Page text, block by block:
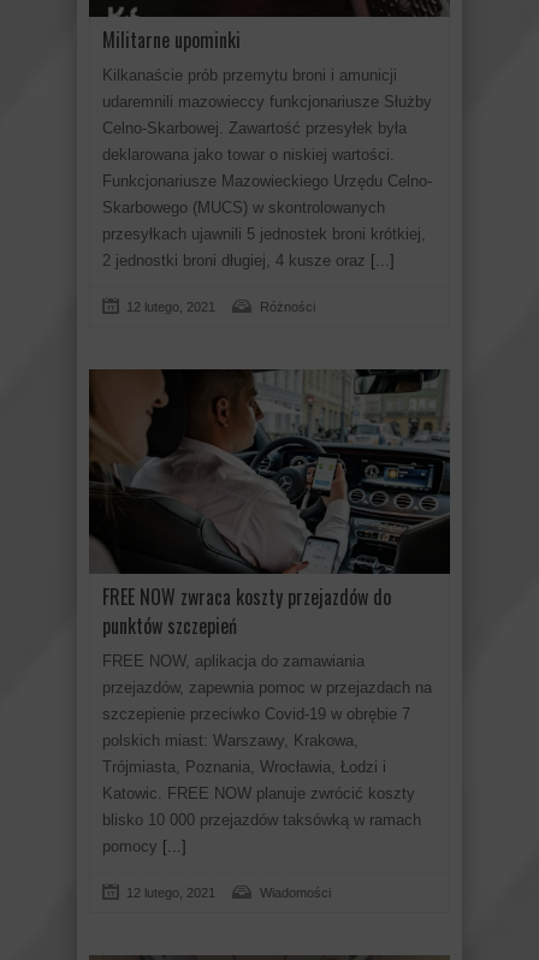
Militarne upominki
Kilkanaście prób przemytu broni i amunicji
udaremnili mazowieccy funkcjonariusze Służby
Celno-Skarbowej. Zawartość przesyłek była
deklarowana jako towar o niskiej wartości.
Funkcjonariusze Mazowieckiego Urzędu Celno-
Skarbowego (MUCS) w skontrolowanych
przesyłkach ujawnili 5 jednostek broni krótkiej,
2 jednostki broni długiej, 4 kusze oraz [...]
12 lutego, 2021 Różności
FREE NOW zwraca koszty przejazdów do
punktów szczepień
FREE NOW, aplikacja do zamawiania
przejazdów, zapewnia pomoc w przejazdach na
szczepienie przeciwko Covid-19 w obrębie 7
polskich miast: Warszawy, Krakowa,
Trójmiasta, Poznania, Wrocławia, Łodzi i
Katowic. FREE NOW planuje zwrócić koszty
blisko 10 000 przejazdów taksówką w ramach
pomocy [...]
12 lutego, 2021 Wiadomości